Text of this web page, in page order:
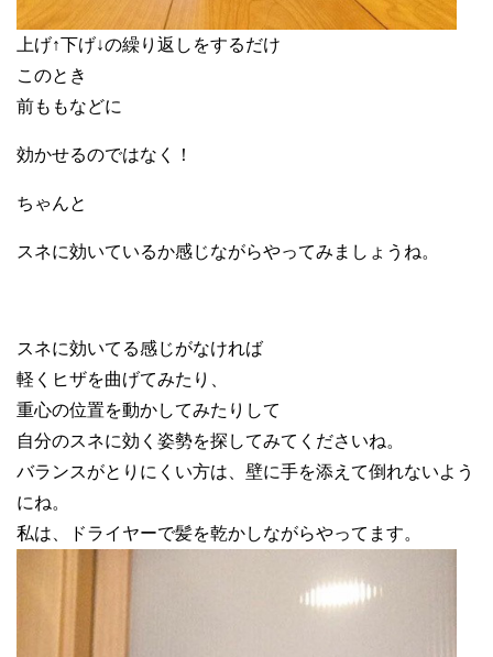
上げ↑下げ↓の繰り返しをするだけ
このとき
前ももなどに
効かせるのではなく！
ちゃんと
スネに効いているか感じながらやってみましょうね。
スネに効いてる感じがなければ
軽くヒザを曲げてみたり、
重心の位置を動かしてみたりして
自分のスネに効く姿勢を探してみてくださいね。
バランスがとりにくい方は、壁に手を添えて倒れないよう
にね。
私は、ドライヤーで髪を乾かしながらやってます。